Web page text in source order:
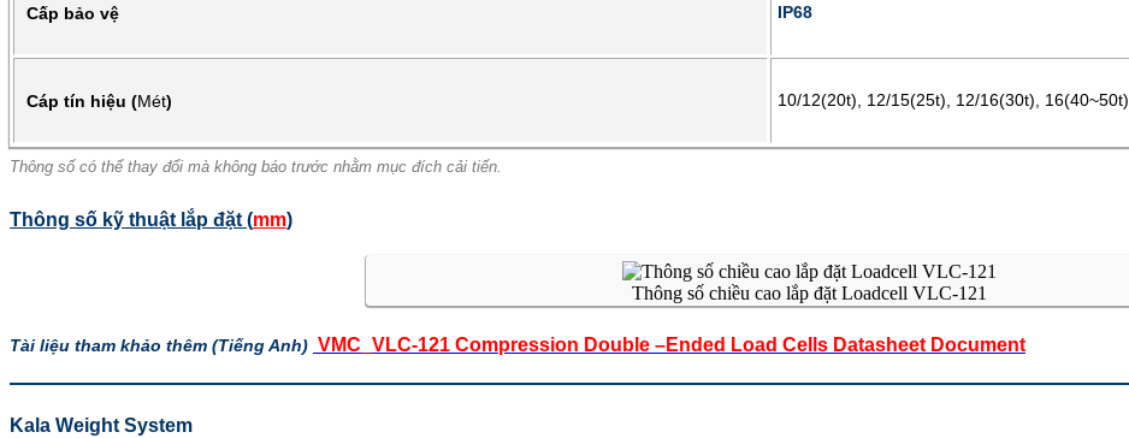
Cấp bảo vệ IP68
Cáp tín hiệu (Mét) 10/12(20t), 12/15(25t), 12/16(30t), 16(40~50t)
Thông số có thể thay đổi mà không báo trước nhằm mục đích cải tiến.
Thông số kỹ thuật lắp đặt (mm)
Thông số chiều cao lắp đặt Loadcell VLC-121
Tài liệu tham khảo thêm (Tiếng Anh) VMC_VLC-121 Compression Double –Ended Load Cells Datasheet Document
Kala Weight System